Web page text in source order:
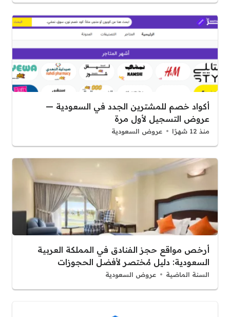
أكواد خصم للمشترين الجدد في السعودية —
عروض التسجيل لأول مرة
منذ 12 شهرًا عروض السعودية
أرخص مواقع حجز الفنادق في المملكة العربية
السعودية: دليل مُختصر لأفضل الحجوزات
السنة الماضية عروض السعودية